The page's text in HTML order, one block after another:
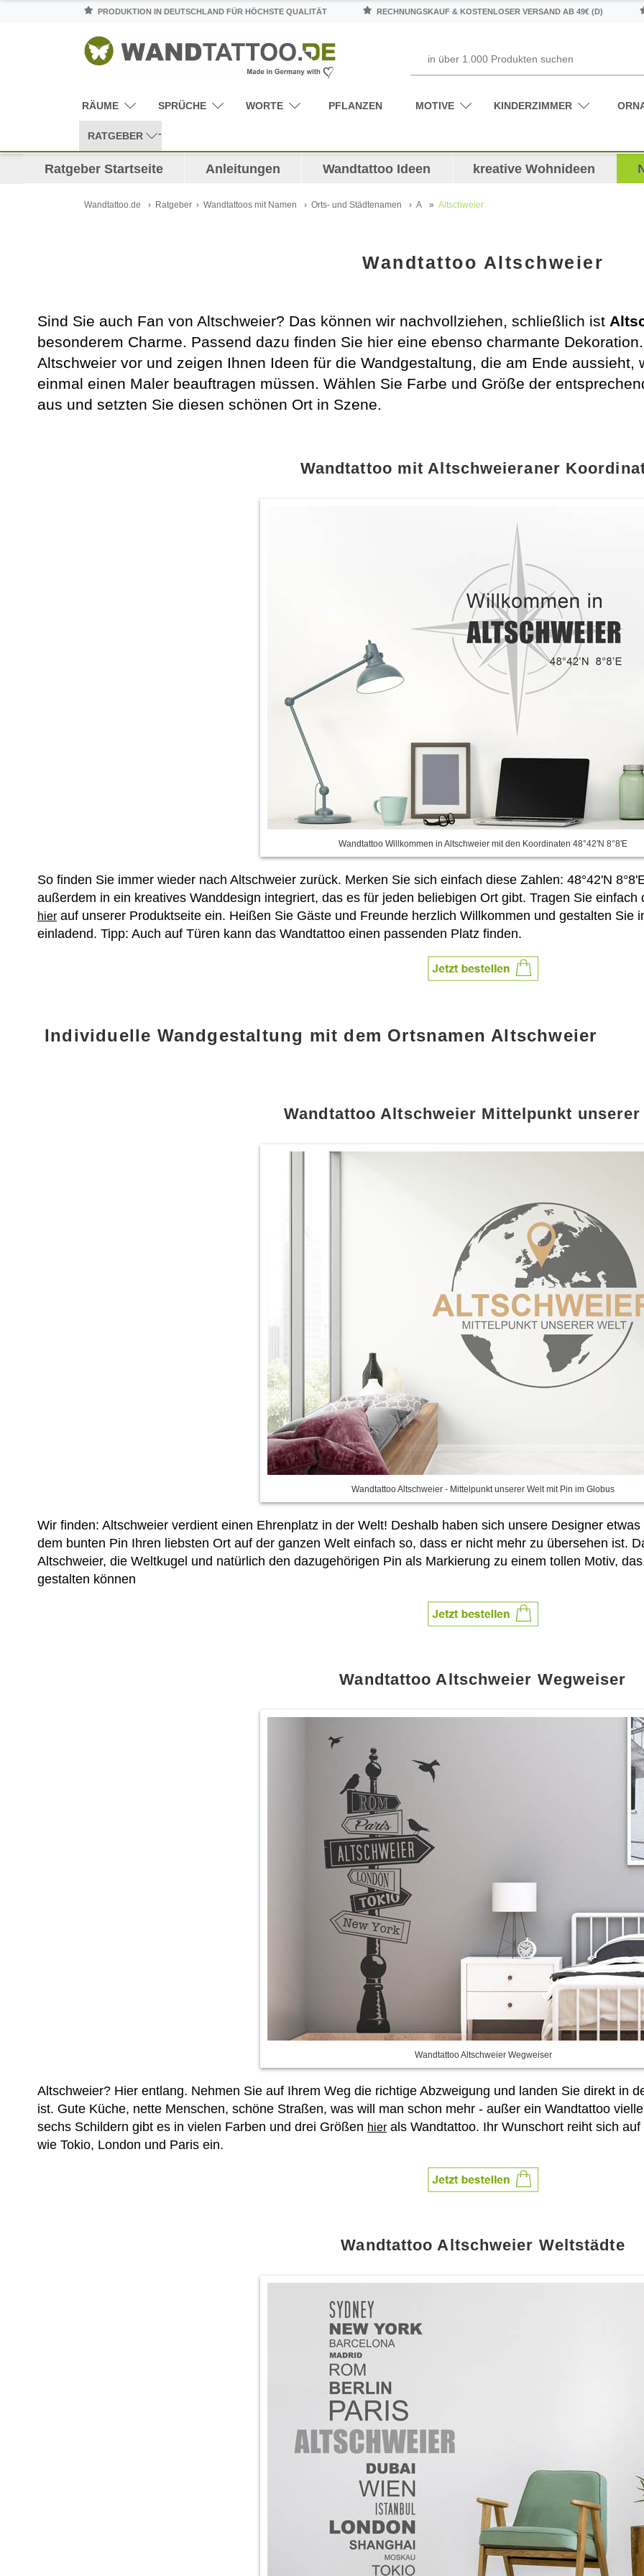
PRODUKTION IN DEUTSCHLAND FÜR HÖCHSTE QUALITÄT RECHNUNGSKAUF & KOSTENLOSER VERSAND AB 49€ (D)
RÄUME SPRÜCHE WORTE PFLANZEN MOTIVE KINDERZIMMER
RATGEBER
Ratgeber Startseite Anleitungen Wandtattoo Ideen kreative Wohnideen
Wandtattoo.de Ratgeber Wandtattoos mit Namen Orts- und Städtenamen A Altschweier
Wandtattoo Altschweier
Sind Sie auch Fan von Altschweier? Das können wir nachvollziehen, schließlich ist
besonderem Charme. Passend dazu finden Sie hier eine ebenso charmante
Altschweier vor und zeigen Ihnen Ideen für die Wandgestaltung, die am Ende
einmal einen Maler beauftragen müssen. Wählen Sie Farbe und Größe der
aus und setzten Sie diesen schönen Ort in Szene.
Wandtattoo mit Altschweieraner
Wandtattoo Willkommen in Altschweier mit den Koordinaten 48°42'N 8°8'E
So finden Sie immer wieder nach Altschweier zurück. Merken Sie sich einfach diese Zahlen: 48°42'N
außerdem in ein kreatives Wanddesign integriert, das es für jeden beliebigen Ort gibt. Tragen Sie
hier auf unserer Produktseite ein. Heißen Sie Gäste und Freunde herzlich Willkommen und gestalten Sie
einladend. Tipp: Auch auf Türen kann das Wandtattoo einen passenden Platz finden.
Individuelle Wandgestaltung mit dem Ortsnamen Altschweier
Wandtattoo Altschweier Mittelpunkt unserer
Wandtattoo Altschweier - Mittelpunkt unserer Welt mit Pin im Globus
Wir finden: Altschweier verdient einen Ehrenplatz in der Welt! Deshalb haben sich unsere Designer
dem bunten Pin Ihren liebsten Ort auf der ganzen Welt einfach so, dass er nicht mehr zu übersehen ist.
Altschweier, die Weltkugel und natürlich den dazugehörigen Pin als Markierung zu einem tollen Motiv,
gestalten können
Wandtattoo Altschweier Wegweiser
Wandtattoo Altschweier Wegweiser
Altschweier? Hier entlang. Nehmen Sie auf Ihrem Weg die richtige Abzweigung und landen Sie direkt in
ist. Gute Küche, nette Menschen, schöne Straßen, was will man schon mehr - außer ein Wandtattoo
sechs Schildern gibt es in vielen Farben und drei Größen hier als Wandtattoo. Ihr Wunschort reiht sich
wie Tokio, London und Paris ein.
Wandtattoo Altschweier Weltstädte